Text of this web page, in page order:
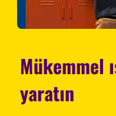
Mükemmel
yaratın